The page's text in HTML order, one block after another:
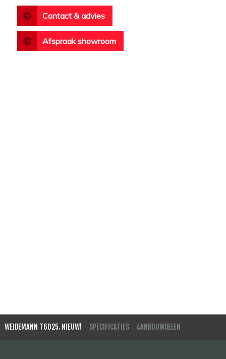
Contact & advies
Afspraak showroom
WEIDEMANN T6025. NIEUW! SPECIFICATIES AANBOUWDELEN